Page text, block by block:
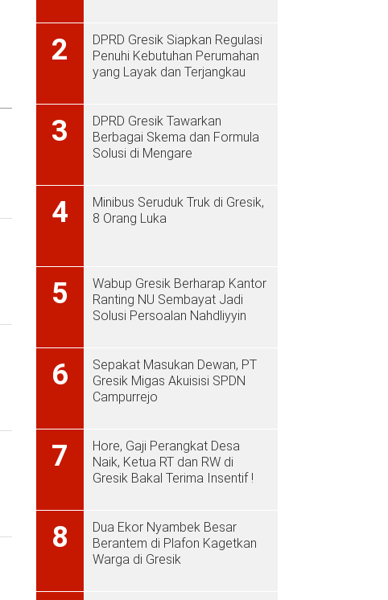
2
DPRD Gresik Siapkan Regulasi
Penuhi Kebutuhan Perumahan
yang Layak dan Terjangkau
3
DPRD Gresik Tawarkan
Berbagai Skema dan Formula
Solusi di Mengare
4
Minibus Seruduk Truk di Gresik,
8 Orang Luka
5
Wabup Gresik Berharap Kantor
Ranting NU Sembayat Jadi
Solusi Persoalan Nahdliyyin
6
Sepakat Masukan Dewan, PT
Gresik Migas Akuisisi SPDN
Campurrejo
7
Hore, Gaji Perangkat Desa
Naik, Ketua RT dan RW di
Gresik Bakal Terima Insentif !
8
Dua Ekor Nyambek Besar
Berantem di Plafon Kagetkan
Warga di Gresik